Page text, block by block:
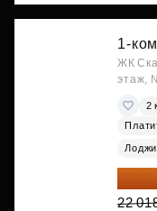
1-
ЖК
этаж,
2
19
22